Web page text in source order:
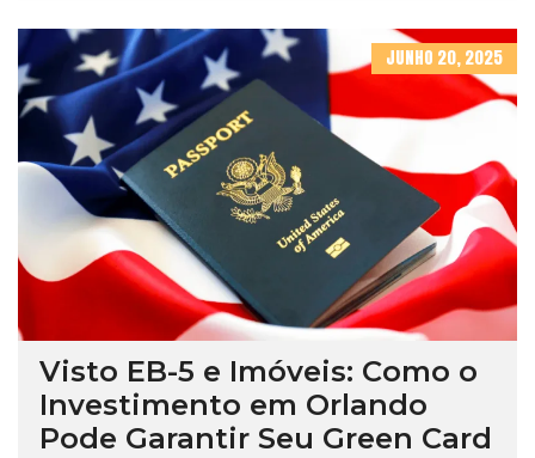
JUNHO 20, 2025
Visto EB-5 e Imóveis: Como o
Investimento em Orlando
Pode Garantir Seu Green Card